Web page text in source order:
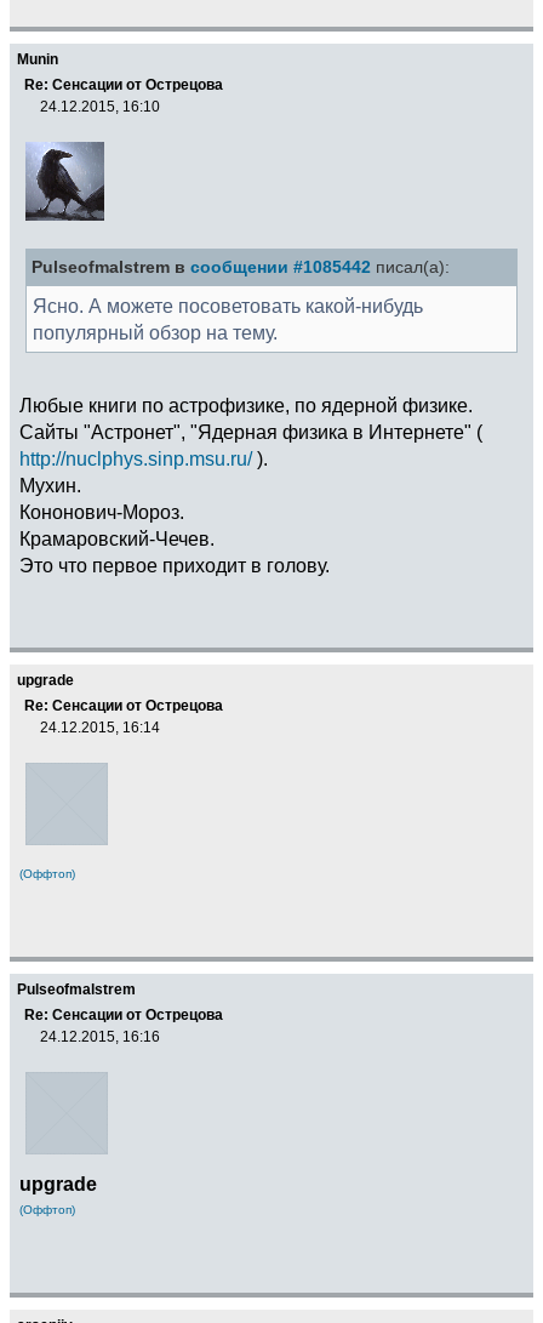
Munin
Re: Сенсации от Острецова
24.12.2015, 16:10
Pulseofmalstrem в сообщении #1085442 писал(а):
Ясно. А можете посоветовать какой-нибудь
популярный обзор на тему.
Любые книги по астрофизике, по ядерной физике.
Сайты "Астронет", "Ядерная физика в Интернете" (
http://nuclphys.sinp.msu.ru/).
Мухин.
Кононович-Мороз.
Крамаровский-Чечев.
Это что первое приходит в голову.
upgrade
Re: Сенсации от Острецова
24.12.2015, 16:14
(Оффтоп)
Pulseofmalstrem
Re: Сенсации от Острецова
24.12.2015, 16:16
upgrade
(Оффтоп)